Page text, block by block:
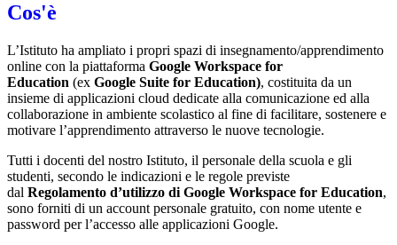
Cos'è
L’Istituto ha ampliato i propri spazi di insegnamento/apprendimento
online con la piattaforma Google Workspace for
Education (ex Google Suite for Education), costituita da un
insieme di applicazioni cloud dedicate alla comunicazione ed alla
collaborazione in ambiente scolastico al fine di facilitare, sostenere e
motivare l’apprendimento attraverso le nuove tecnologie.
Tutti i docenti del nostro Istituto, il personale della scuola e gli
studenti, secondo le indicazioni e le regole previste
dal Regolamento d’utilizzo di Google Workspace for Education,
sono forniti di un account personale gratuito, con nome utente e
password per l’accesso alle applicazioni Google.